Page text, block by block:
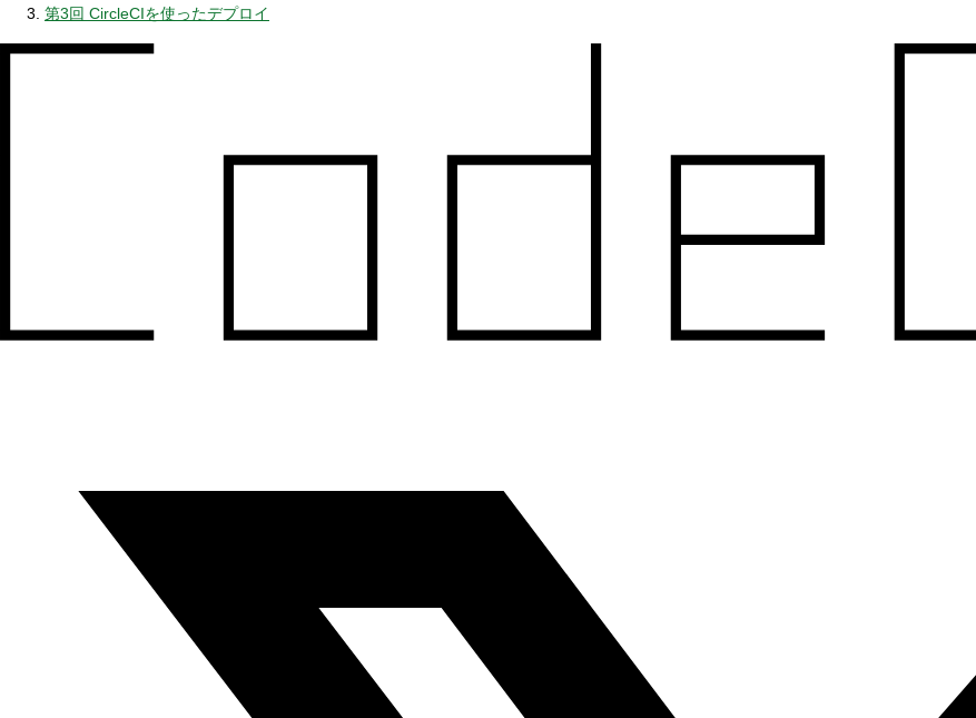
第3回 CircleCIを使ったデプロイ